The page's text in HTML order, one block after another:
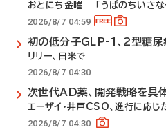
おとにち金曜 「うぱのちいさな
2026/8/7 04:59
初の低分子GLP-1、2型糖尿
リリー、日米で
2026/8/7 04:30
次世代AD薬、開発戦略を具
エーザイ・井戸CSO、進行に応じ
2026/8/7 04:30